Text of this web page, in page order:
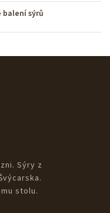
balení sýrů
Sýry z
stolu.